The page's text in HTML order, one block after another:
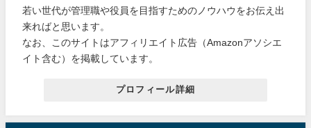
若い世代が管理職や役員を目指すためのノウハウをお伝え出
来ればと思います。
なお、このサイトはアフィリエイト広告（Amazonアソシエ
イト含む）を掲載しています。
プロフィール詳細